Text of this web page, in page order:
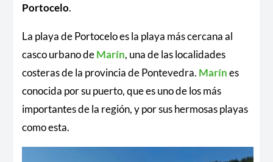
Portocelo.
La playa de Portocelo es la playa más cercana al
casco urbano deMarín, una de las localidades
costeras de la provincia de Pontevedra. Marínes
conocida por su puerto, que es uno de los más
importantes de la región, y por sus hermosas playas
como esta.